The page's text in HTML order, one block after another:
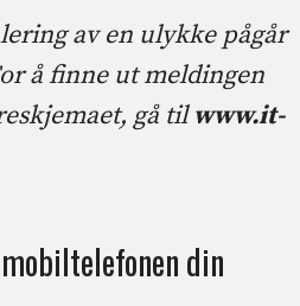
av en ulykke pågår
å finne ut meldingen
gå tilwww.it-
din